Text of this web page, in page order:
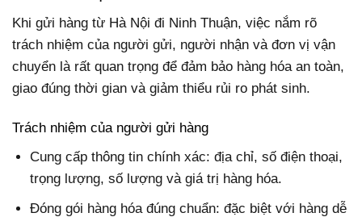
Khi gửi hàng từ Hà Nội đi Ninh Thuận, việc nắm rõ
trách nhiệm của người gửi, người nhận và đơn vị vận
chuyển là rất quan trọng để đảm bảo hàng hóa an toàn,
giao đúng thời gian và giảm thiểu rủi ro phát sinh.
Trách nhiệm của người gửi hàng
Cung cấp thông tin chính xác: địa chỉ, số điện thoại,
trọng lượng, số lượng và giá trị hàng hóa.
Đóng gói hàng hóa đúng chuẩn: đặc biệt với hàng dễ